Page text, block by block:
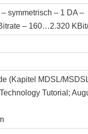
symmetrisch – 1 DA –
– 160…2.320
(Kapitel MDSL/
Tutorial;